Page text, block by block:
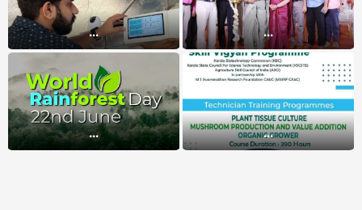
... ...
... ...